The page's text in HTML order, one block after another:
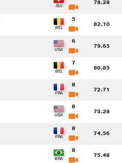
78.28
5
82.10
6
79.65
7
80.85
8
72.71
8
73.28
8
74.56
8
75.48